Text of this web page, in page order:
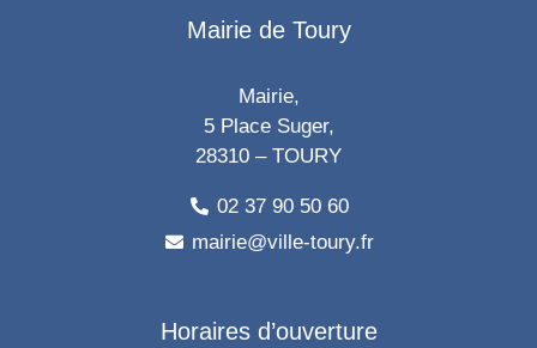
Mairie de Toury
Mairie,
5 Place Suger,
28310 – TOURY
02 37 90 50 60
mairie@ville-toury.fr
Horaires d’ouverture